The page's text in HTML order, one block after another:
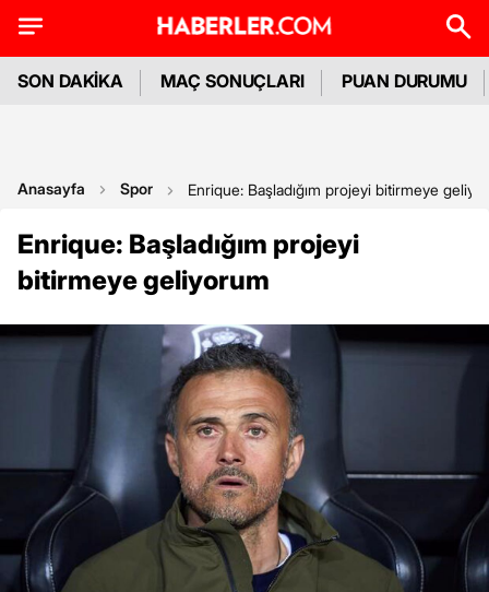
SON DAKİKA MAÇ SONUÇLARI PUAN DURUMU
Anasayfa Spor Enrique: Başladığım projeyi bitirmeye
Enrique: Başladığım projeyi
bitirmeye geliyorum